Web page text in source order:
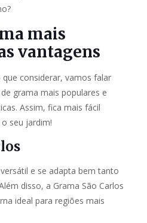
mais
vantagens
considerar, vamos falar
grama mais populares e
Assim, fica mais fácil
seu jardim!
e se adapta bem tanto
disso, a Grama São Carlos
ideal para regiões mais